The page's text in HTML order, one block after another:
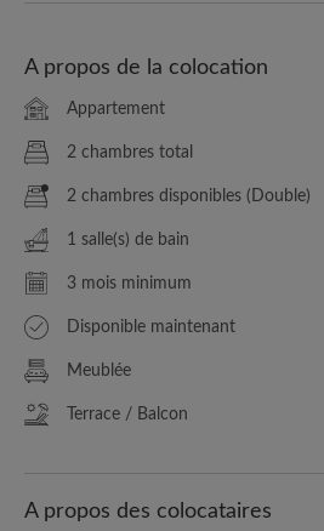
A propos de la colocation
Appartement
2 chambres total
2 chambres disponibles (Double)
1 salle(s) de bain
3 mois minimum
Disponible maintenant
Meublée
Terrace / Balcon
A propos des colocataires